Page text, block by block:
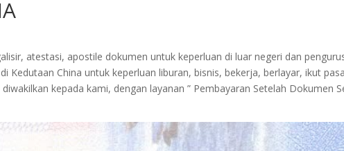
atestasi, apostile dokumen untuk keperluan di luar negeri dan
Kedutaan China untuk keperluan liburan, bisnis, bekerja, berlayar, ikut
kepada kami, dengan layanan ” Pembayaran Setelah Dokumen